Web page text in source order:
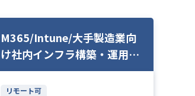
M365/Intune/大手製造業向
け社内インフラ構築・運用の
インフラエンジニア
リモート可